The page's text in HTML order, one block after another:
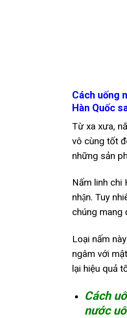
Cách uống
Hàn Quốc
Từ xa xưa,
vô cùng tốt
những sản
Nấm linh chi
nhận. Tuy
chúng mang
Loại nấm
ngâm với
lại hiệu quả
Cách
nước